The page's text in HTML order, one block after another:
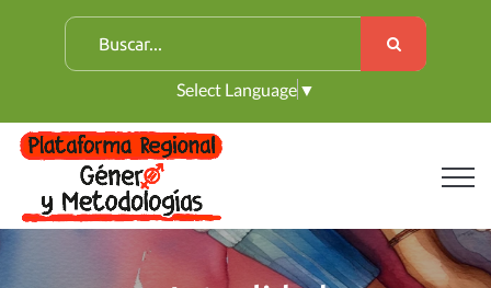
B
u
c
a
r
:
Select Language ▼